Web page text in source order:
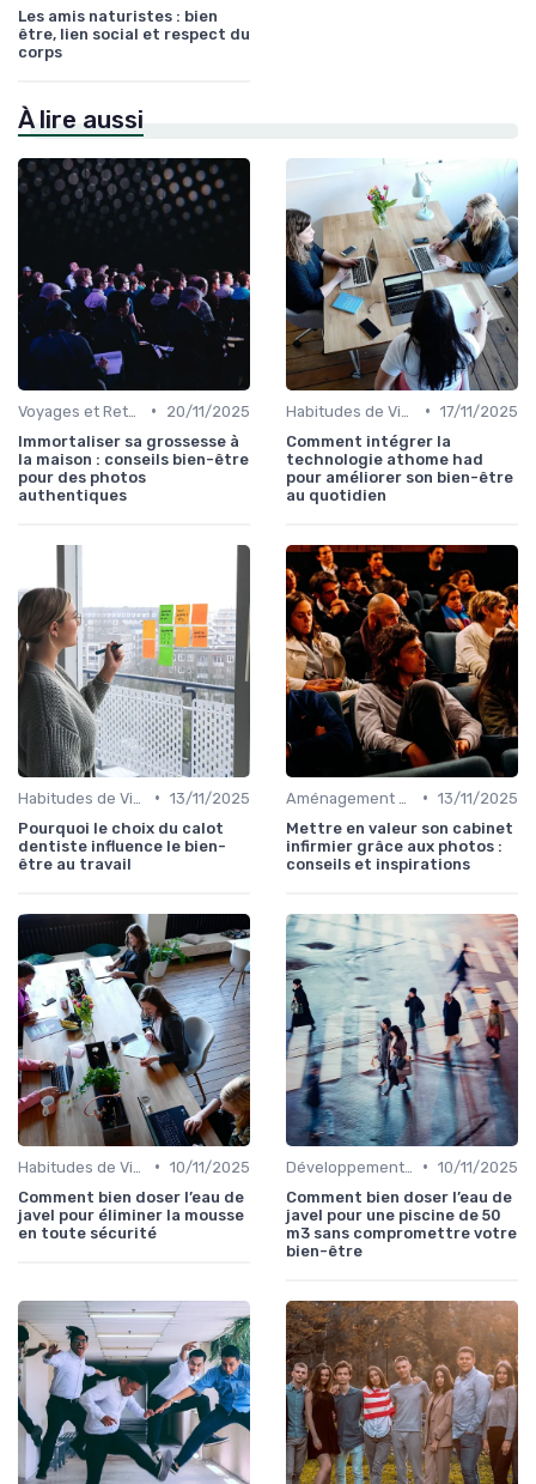
Les amis naturistes : bien
être, lien social et respect du
corps
À lire aussi
•
20/11/2025
Immortaliser sa grossesse à
la maison : conseils bien-être
pour des photos
authentiques
• 17/11/2025
Comment intégrer la
technologie athome had
pour améliorer son bien-être
au quotidien
• 13/11/2025
Pourquoi le choix du calot
dentiste influence le bien-
être au travail
• 13/11/2025
Mettre en valeur son cabinet
infirmier grâce aux photos :
conseils et inspirations
• 10/11/2025
Comment bien doser l’eau de
javel pour éliminer la mousse
en toute sécurité
• 10/11/2025
Comment bien doser l’eau de
javel pour une piscine de 50
m3 sans compromettre votre
bien-être